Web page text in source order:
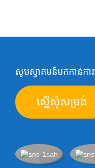
សូមស្វាគមន៍មកកាន់ការ
ស្នើសុំសម្រង់